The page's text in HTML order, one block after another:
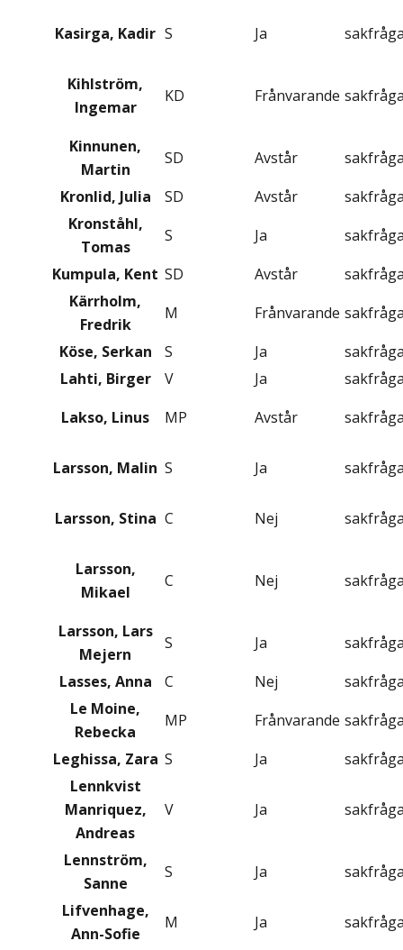
Kasirga, Kadir S Ja
Kihlström,
Ingemar
KD Frånvarande
Kinnunen,
Martin
SD Avstår
Kronlid, Julia
SD Avstår
Kronståhl,
Tomas
S Ja
Kumpula, Kent SD Avstår
Kärrholm,
Fredrik
M Frånvarande
Köse, Serkan
S Ja
Lahti, Birger
V Ja
Lakso, Linus
MP Avstår
Larsson, Malin S Ja
Larsson, Stina C Nej
Larsson,
Mikael
C Nej
Larsson, Lars
Mejern
S Ja
Lasses, Anna
C Nej
Le Moine,
Rebecka
MP Frånvarande
Leghissa, Zara S Ja
Lennkvist
Manriquez,
Andreas
V Ja
Lennström,
Sanne
S Ja
Lifvenhage,
Ann-Sofie
M Ja